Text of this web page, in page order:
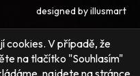
designed byillusmart
cookies. V případě, že
na tlačítko "Souhlasím"
najdete na stránce